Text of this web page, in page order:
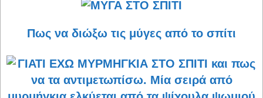
Πως να διώξω τις μύγες από το σπίτι